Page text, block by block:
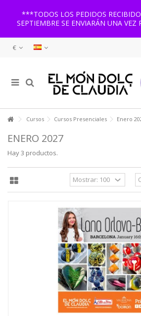
***TODOS LOS PEDIDOS
SEPTIEMBRE SE ENVIARÁN UNA
€
Cursos Cursos Presenciales Enero
ENERO 2027
Hay 3 productos.